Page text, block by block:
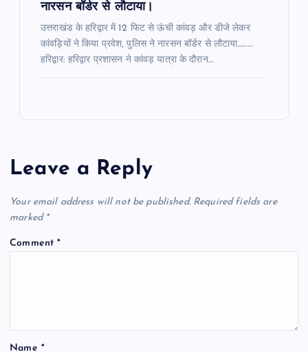
नारसन बॉर्डर से लौटाया।
उत्तराखंड के हरिद्वार में 12 फिट से ऊंची कांवड़ और डीजे लेकर
कांवड़ियों ने किया प्रवेश, पुलिस ने नारसन बॉर्डर से लौटाया………
हरिद्वार: हरिद्वार प्रशासन ने कांवड़ यात्रा के दौरान…
Leave a Reply
Your email address will not be published. Required fields are
marked *
Comment*
Name *